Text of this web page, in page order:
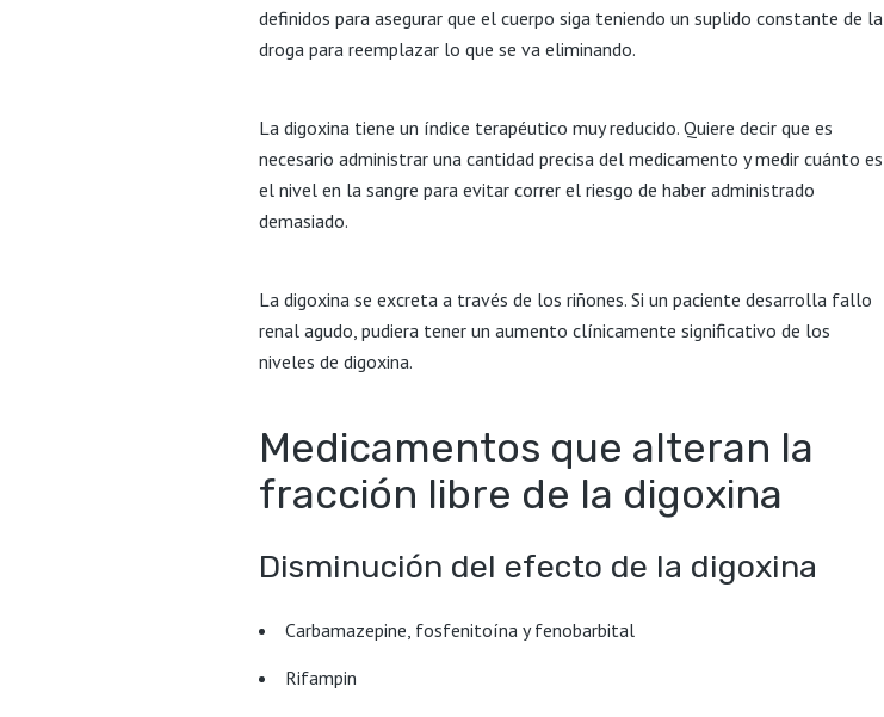
definidos para asegurar que el cuerpo siga teniendo un suplido constante de la
droga para reemplazar lo que se va eliminando.
La digoxina tiene un índice terapéutico muy reducido. Quiere decir que es
necesario administrar una cantidad precisa del medicamento y medir cuánto es
el nivel en la sangre para evitar correr el riesgo de haber administrado
demasiado.
La digoxina se excreta a través de los riñones. Si un paciente desarrolla fallo
renal agudo, pudiera tener un aumento clínicamente significativo de los
niveles de digoxina.
Medicamentos que alteran la
fracción libre de la digoxina
Disminución del efecto de la digoxina
Carbamazepine, fosfenitoína y fenobarbital
Rifampin